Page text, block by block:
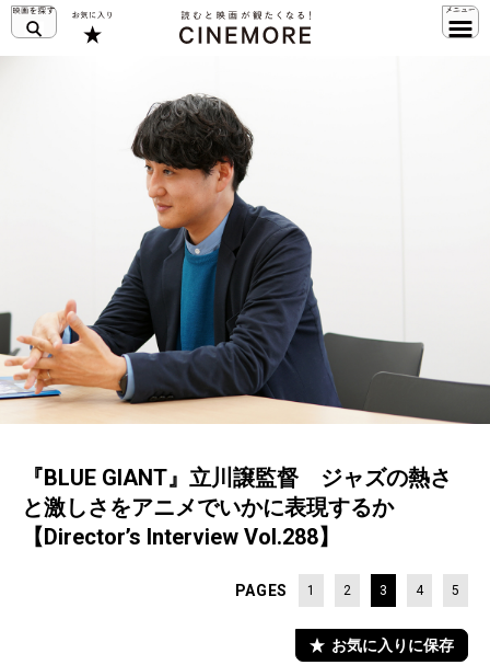
『BLUE GIANT』立川譲監督 ジャズの熱さ
と激しさをアニメでいかに表現するか
【Director’s Interview Vol.288】
PAGES 1 2 3 4 5
お気に入りに保存